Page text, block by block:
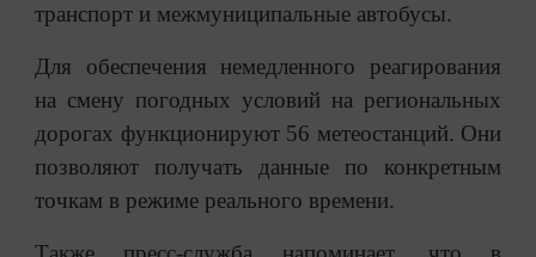
транспорт и межмуниципальные автобусы.
Для обеспечения немедленного реагирования
на смену погодных условий на региональных
дорогах функционируют 56 метеостанций. Они
позволяют получать данные по конкретным
точкам в режиме реального времени.